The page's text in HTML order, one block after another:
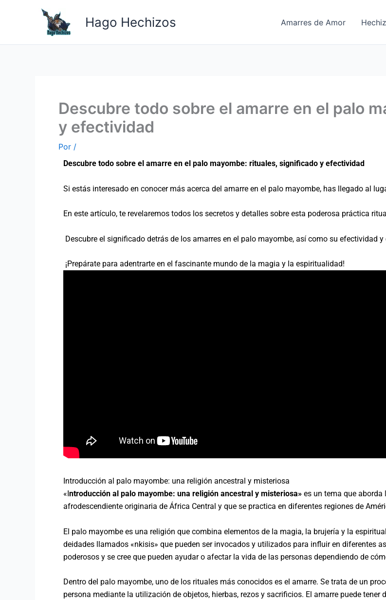
Hago Hechizos Amarres de Amor
Descubre todo sobre el amarre en el palo
y efectividad
Por /
Descubre todo sobre el amarre en el palo mayombe: rituales, significado y efectividad
Si estás interesado en conocer más acerca del amarre en el palo mayombe, has llegado al
En este artículo, te revelaremos todos los secretos y detalles sobre esta poderosa práctica
Descubre el significado detrás de los amarres en el palo mayombe, así como su efectividad
¡Prepárate para adentrarte en el fascinante mundo de la magia y la espiritualidad!
Introducción al palo mayombe: una religión ancestral y misteriosa
«Introducción al palo mayombe: una religión ancestral y misteriosa» es un tema que
afrodescendiente originaria de África Central y que se practica en diferentes regiones de
El palo mayombe es una religión que combina elementos de la magia, la brujería y la
deidades llamados «nkisis» que pueden ser invocados y utilizados para influir en diferentes
poderosos y se cree que pueden ayudar o afectar la vida de las personas dependiendo de
Dentro del palo mayombe, uno de los rituales más conocidos es el amarre. Se trata de un
persona mediante la utilización de objetos, hierbas, rezos y sacrificios. El amarre puede